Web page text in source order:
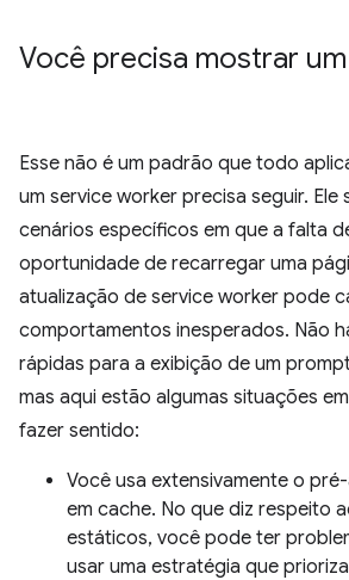
Você precisa mostrar
Esse não é um padrão que todo
um service worker precisa seguir. Ele
cenários específicos em que a falta
oportunidade de recarregar uma
atualização de service worker pode
comportamentos inesperados. Não
rápidas para a exibição de um
mas aqui estão algumas situações
fazer sentido:
Você usa extensivamente o
em cache. No que diz respeito
estáticos, você pode ter
usar uma estratégia que